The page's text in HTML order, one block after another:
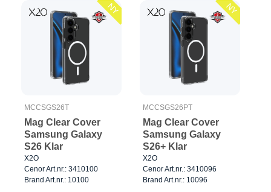
NY
MCCSGS26T
Mag Clear Cover
Samsung Galaxy
S26 Klar
X2O
Cenor Art.nr.: 3410100
Brand Art.nr.: 10100
NY
MCCSGS26PT
Mag Clear Cover
Samsung Galaxy
S26+ Klar
X2O
Cenor Art.nr.: 3410096
Brand Art.nr.: 10096